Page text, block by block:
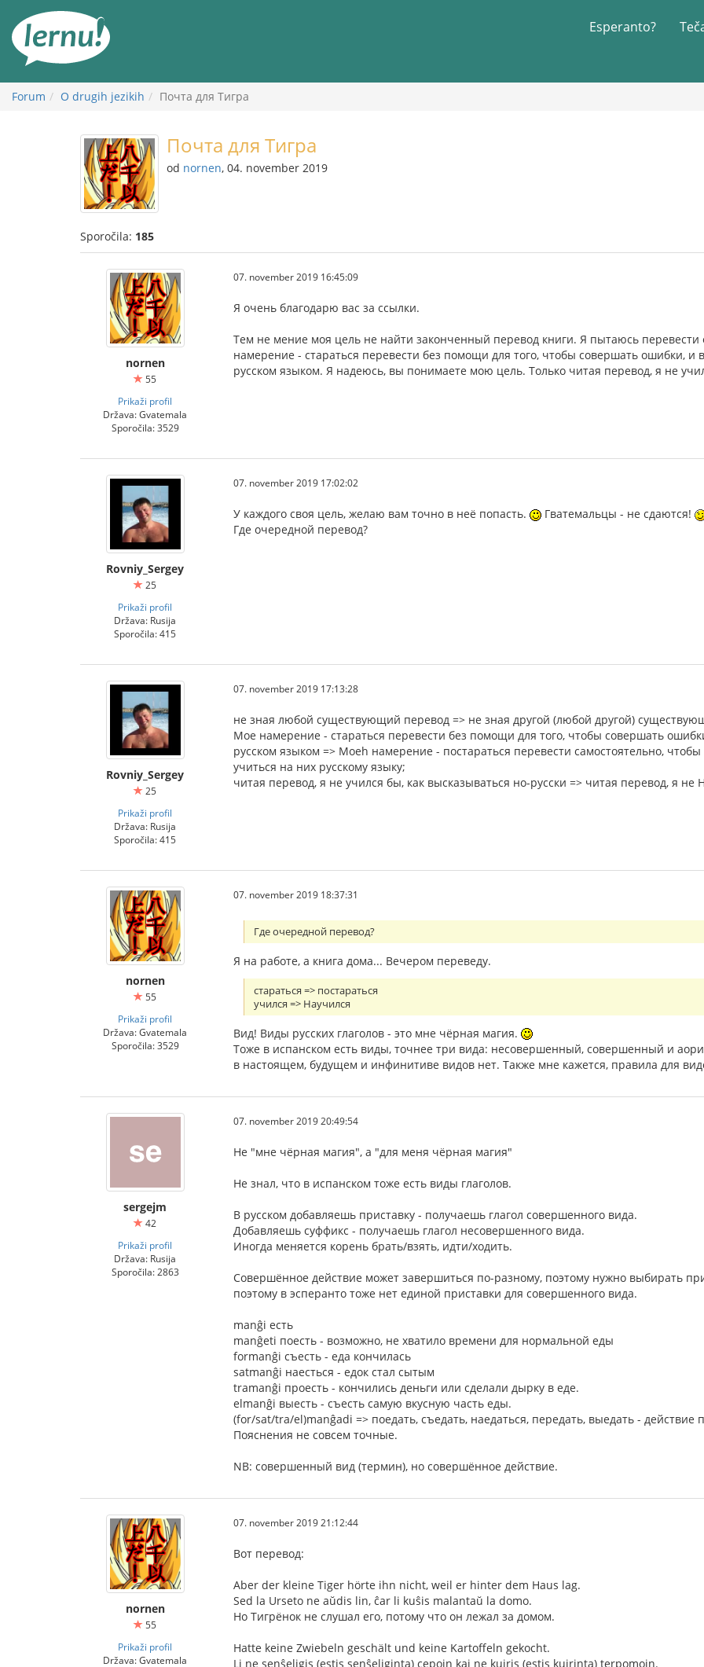
vsebini
Esperanto?
Forum O drugih jezikih Почта для Тигра
Почта для Тигра
od nornen, 04. november 2019
Sporočila: 185
nornen
55
Prikaži profil
Država: Gvatemala
Sporočila: 3529
07. november 2019 16:45:09
Я очень благодарю вас за ссылки.
Тем не мение моя цель не найти законченный перевод книги. Я пытаюсь
намерение - стараться перевести без помощи для того, чтобы совершать ошибки,
русском языком. Я надеюсь, вы понимаете мою цель. Только читая перевод, я не
Rovniy_Sergey
25
Prikaži profil
Država: Rusija
Sporočila: 415
07. november 2019 17:02:02
У каждого своя цель, желаю вам точно в неё попасть.
Гватемальцы - не сдаются!
Где очередной перевод?
Rovniy_Sergey
25
Prikaži profil
Država: Rusija
Sporočila: 415
07. november 2019 17:13:28
не зная любой существующий перевод => не зная другой (любой другой)
Мое намерение - стараться перевести без помощи для того, чтобы совершать
русском языком => Моеh намерение - постараться перевести самостоятельно,
учиться на них русскому языку;
читая перевод, я не учился бы, как высказываться но-русски => читая перевод, я
nornen
55
Prikaži profil
Država: Gvatemala
Sporočila: 3529
07. november 2019 18:37:31
Где очередной перевод?
Я на работе, а книга дома... Вечером переведу.
стараться => постараться
учился => Научился
Вид! Виды русских глаголов - это мне чёрная магия.
Тоже в испанском есть виды, точнее три вида: несовершенный, совершенный и
в настоящем, будущем и инфинитиве видов нет. Также мне кажется, правила для
sergejm
42
Prikaži profil
Država: Rusija
Sporočila: 2863
07. november 2019 20:49:54
Не "мне чёрная магия", а "для меня чёрная магия"
Не знал, что в испанском тоже есть виды глаголов.
В русском добавляешь приставку - получаешь глагол совершенного вида.
Добавляешь суффикс - получаешь глагол несовершенного вида.
Иногда меняется корень брать/взять, идти/ходить.
Совершённое действие может завершиться по-разному, поэтому нужно выбирать
поэтому в эсперанто тоже нет единой приставки для совершенного вида.
manĝi есть
manĝeti поесть - возможно, не хватило времени для нормальной еды
formanĝi съесть - еда кончилась
satmanĝi наесться - едок стал сытым
tramanĝi проесть - кончились деньги или сделали дырку в еде.
elmanĝi выесть - съесть самую вкусную часть еды.
(for/sat/tra/el)manĝadi => поедать, съедать, наедаться, передать, выедать - действие
Пояснения не совсем точные.
NB: совершенный вид (термин), но совершённое действие.
nornen
55
Prikaži profil
Država: Gvatemala
07. november 2019 21:12:44
Вот перевод:
Aber der kleine Tiger hörte ihn nicht, weil er hinter dem Haus lag.
Sed la Urseto ne aŭdis lin, ĉar li kuŝis malantaŭ la domo.
Но Тигрёнок не слушал его, потому что он лежал за домом.
Hatte keine Zwiebeln geschält und keine Kartoffeln gekocht.
Li ne senŝeligis (estis senŝeliginta) cepojn kaj ne kuiris (estis kuirinta) terpomojn.